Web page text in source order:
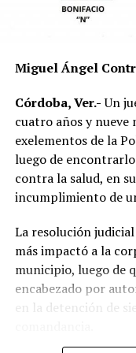
mecánica del
responsabilidad por
Las autoridades
motociclistas a
límites de velocidad
seguridad entre
temporada de
incrementa en las
La circulación en la
minutos mientras se
levantamiento de
Posteriormente, el
normal.
Miguel Ángel
Córdoba, Ver.-Un
cuatro años y nueve
exelementos de la
luego de
contra la salud, en
incumplimiento de
La resolución
más impactó a la
municipio, luego de
encabezado por
en la detención de